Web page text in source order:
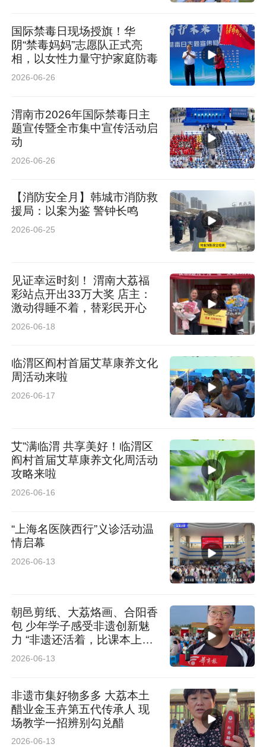
国际禁毒日现场授旗！华
阴“禁毒妈妈”志愿队正式亮
相，以女性力量守护家庭防毒
2026-06-26
渭南市2026年国际禁毒日主
题宣传暨全市集中宣传活动启
动
2026-06-26
【消防安全月】韩城市消防救
援局：以案为鉴 警钟长鸣
2026-06-25
见证幸运时刻！ 渭南大荔福
彩站点开出33万大奖 店主：
激动得睡不着，替彩民开心
2026-06-18
临渭区阎村首届艾草康养文化
周活动来啦
2026-06-17
艾”满临渭 共享美好！临渭区
阎村首届艾草康养文化周活动
攻略来啦
2026-06-16
“上海名医陕西行”义诊活动温
情启幕
2026-06-13
朝邑剪纸、大荔烙画、合阳香
包 少年学子感受非遗创新魅
力 “非遗还活着，比课本上的
更生动”
2026-06-13
非遗市集好物多多 大荔本土
醋业金玉卉第五代传承人 现
场教学一招辨别勾兑醋
2026-06-13